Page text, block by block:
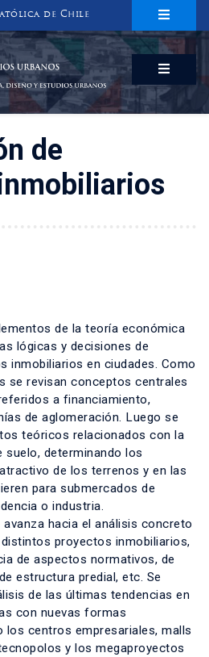
de Chile
URBANOS
DISEÑO Y ESTUDIOS URBANOS
de
de la teoría económica
lógicas y decisiones de
inmobiliarios en ciudades. Como
se revisan conceptos centrales
a financiamiento,
de aglomeración. Luego se
teóricos relacionados con la
suelo, determinando los
de los terrenos y en las
para submercados de
o industria.
hacia el análisis concreto
proyectos inmobiliarios,
de aspectos normativos, de
estructura predial, etc. Se
de las últimas tendencias en
con nuevas formas
los centros empresariales, malls
y los megaproyectos